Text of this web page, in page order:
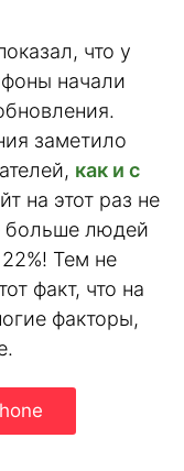
что у
начали
заметило
как и с
на этот раз не
больше людей
Тем не
факт, что на
факторы,